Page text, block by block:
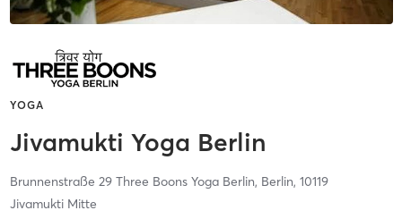
YOGA
Jivamukti Yoga Berlin
Brunnenstraße 29 Three Boons Yoga Berlin, Berlin, 10119
Jivamukti Mitte